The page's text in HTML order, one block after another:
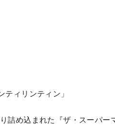
ィリンティン」
め込まれた『ザ・スーパー